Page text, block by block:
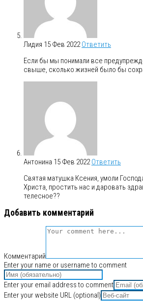
Лидия 15 Фев 2022 Ответить
Если бы мы понимали все
свыше, сколько жизней было бы
Антонина 15 Фев 2022 Ответить
Святая матушка Ксения, умоли
Христа, простить нас и даровать
телесное??
Добавить комментарий
Комментарий
Enter your name or username to comment
Enter your email address to comment
Enter your website URL (optional)